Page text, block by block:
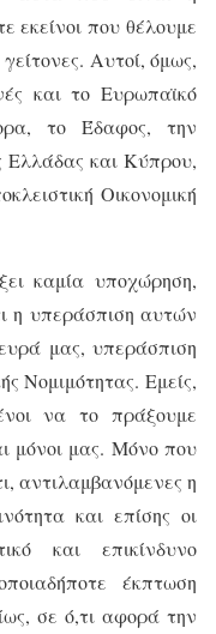
εκείνοι που θέλουμε
Αυτοί, όμως,
και το Ευρωπαϊκό
το Έδαφος, την
Ελλάδας και Κύπρου,
Οικονομική
καμία υποχώρηση,
η υπεράσπιση αυτών
μας, υπεράσπιση
Νομιμότητας. Εμείς,
να το πράξουμε
μόνοι μας. Μόνο που
αντιλαμβανόμενες η
και επίσης οι
και επικίνδυνο
έκπτωση
σε ό,τι αφορά την